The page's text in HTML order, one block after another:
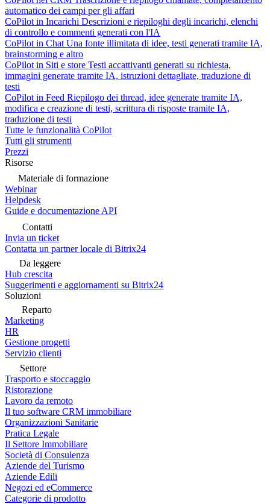
automatico dei campi per gli affari
CoPilot in Incarichi Descrizioni e riepiloghi degli incarichi, elenchi
di controllo e commenti generati con l'IA
CoPilot in Chat Una fonte illimitata di idee, testi generati tramite IA,
brainstorming e altro
CoPilot in Siti e store Testi accattivanti generati su richiesta,
immagini generate tramite IA, istruzioni dettagliate, traduzione di
testi
CoPilot in Feed Riepilogo dei thread, idee generate tramite IA,
modifica e creazione di testi, scrittura di risposte tramite IA,
traduzione di testi
Tutte le funzionalità CoPilot
Tutti gli strumenti
Prezzi
Risorse
Materiale di formazione
Webinar
Helpdesk
Guide e documentazione API
Contatti
Invia un ticket
Contatta un partner locale di Bitrix24
Da leggere
Hub crescita
Suggerimenti e aggiornamenti su Bitrix24
Soluzioni
Reparto
Marketing
HR
Gestione progetti
Servizio clienti
Settore
Trasporto e stoccaggio
Ristorazione
Lavoro da remoto
Il tuo software CRM immobiliare
Organizzazioni Sanitarie
Pratica Legale
Il Settore Immobiliare
Società di Consulenza
Aziende del Turismo
Aziende Edili
Negozi ed eCommerce
Categorie di prodotto